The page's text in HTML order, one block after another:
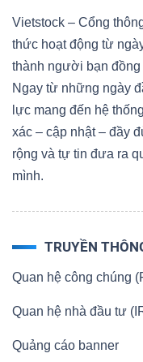
Vietstock – Cổng
thức hoạt động từ
thành người bạn
Ngay từ những ngày
lực mang đến hệ
xác – cập nhật – đầy
rộng và tự tin đưa ra
mình.
TRUYỀN
Quan hệ công chúng
Quan hệ nhà đầu tư
Quảng cáo banner